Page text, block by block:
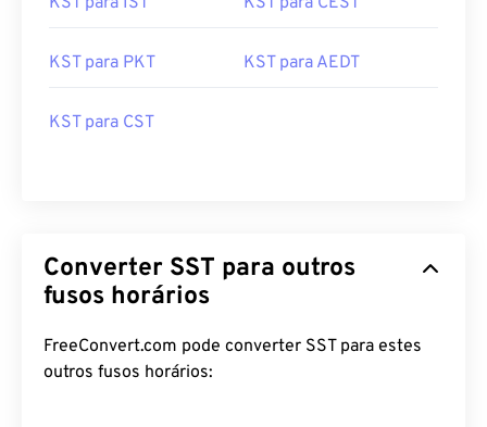
KST para PKT KST para AEDT
KST para CST
Converter SST para outros
fusos horários
FreeConvert.com pode converter SST para estes
outros fusos horários: